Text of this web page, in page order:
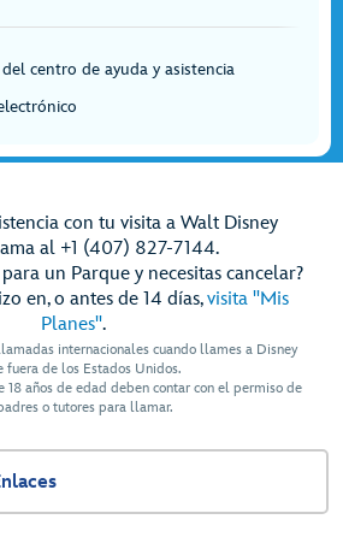
centro de ayuda y asistencia
con tu visita a Walt Disney
al +1 (407) 827-7144.
un Parque y necesitas cancelar?
en, o antes de 14 días,visita "Mis
Planes".
internacionales cuando llames a Disney
fuera de los Estados Unidos.
18 años de edad deben contar con el permiso de
o tutores para llamar.